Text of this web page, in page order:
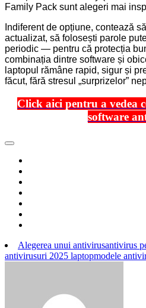
Family Pack sunt alegeri mai
Indiferent de opțiune, contează
actualizat, să folosești parole
periodic — pentru că protecția
combinația dintre software și
laptopul rămâne rapid, sigur și
făcut, fără stresul „surprizelor”
Click aici pentru a vedea
software
Alegerea unui antivirusantivirus
antivirusuri 2025 laptopmodele